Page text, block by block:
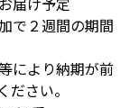
で２週間の期間
により納期が前
さい。